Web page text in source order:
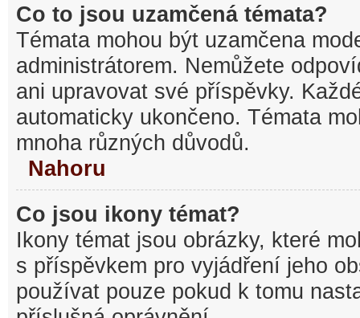
Co to jsou uzamčená témata?
Témata mohou být uzamčena
administrátorem. Nemůžete
ani upravovat své příspěvky.
automaticky ukončeno. Témata
mnoha různých důvodů.
Nahoru
Co jsou ikony témat?
Ikony témat jsou obrázky, které
s příspěvkem pro vyjádření jeho
používat pouze pokud k tomu